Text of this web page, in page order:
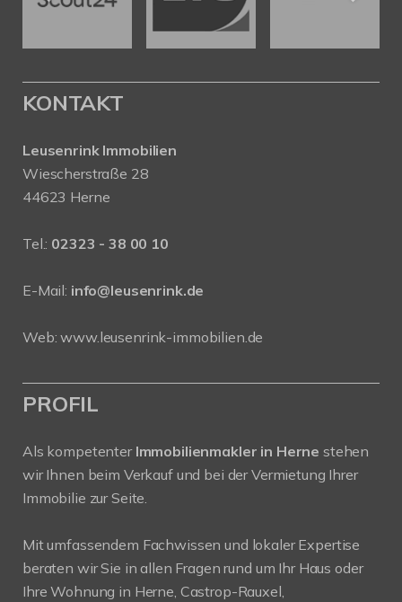
KONTAKT
Leusenrink Immobilien
Wiescherstraße 28
44623 Herne
Tel.: 02323 - 38 00 10
E-Mail: info@leusenrink.de
Web:www.leusenrink-immobilien.de
PROFIL
Als kompetenter Immobilienmakler in Herne stehen
wir Ihnen beim Verkauf und bei der Vermietung Ihrer
Immobilie zur Seite.
Mit umfassendem Fachwissen und lokaler Expertise
beraten wir Sie in allen Fragen rund um Ihr Haus oder
Ihre Wohnung in Herne, Castrop-Rauxel,